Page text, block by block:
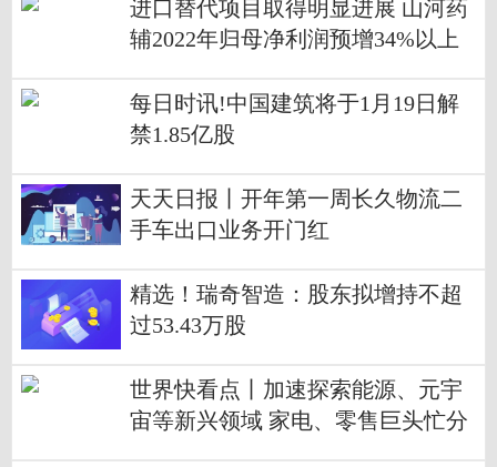
进口替代项目取得明显进展 山河药
辅2022年归母净利润预增34%以上
每日时讯!中国建筑将于1月19日解
禁1.85亿股
天天日报丨开年第一周长久物流二
手车出口业务开门红
精选！瑞奇智造：股东拟增持不超
过53.43万股
世界快看点丨加速探索能源、元宇
宙等新兴领域 家电、零售巨头忙分